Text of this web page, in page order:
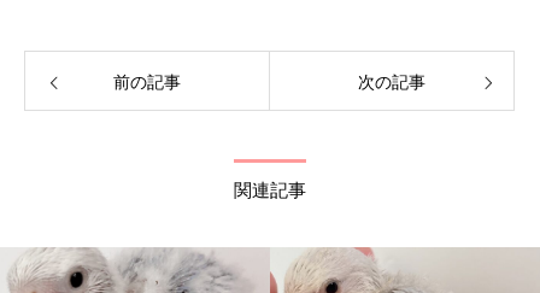
前の記事 次の記事
関連記事